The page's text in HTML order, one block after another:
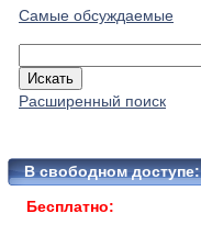
Самые обсуждаемые
Расширенный поиск
В свободном доступе:
Бесплатно: